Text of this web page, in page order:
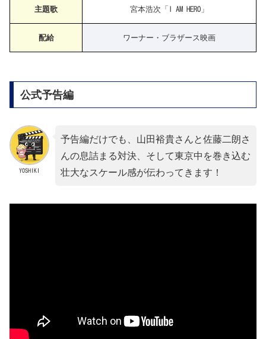
主題歌 宮本浩次「I AM HERO」
配給 ワーナー・ブラザース映画
公式予告編
YOSHIKI
予告編だけでも、山田裕貴さんと佐藤二朗さ
んの息詰まる対決、そして東京中を巻き込む
壮大なスケール感が伝わってきます！